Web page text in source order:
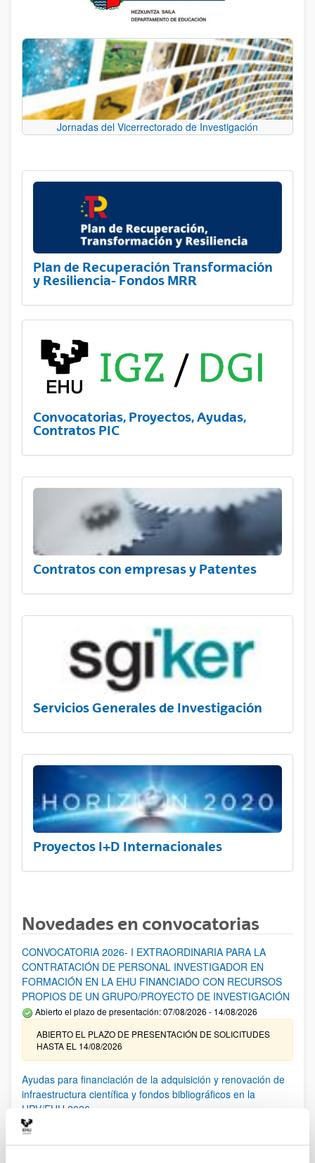
Jornadas del Vicerrectorado de Investigación
Plan de Recuperación Transformación
y Resiliencia- Fondos MRR
Convocatorias, Proyectos, Ayudas,
Contratos PIC
Contratos con empresas y Patentes
Servicios Generales de Investigación
Proyectos I+D Internacionales
Novedades en convocatorias
CONVOCATORIA 2026- I EXTRAORDINARIA PARA LA
CONTRATACIÓN DE PERSONAL INVESTIGADOR EN
FORMACIÓN EN LA EHU FINANCIADO CON RECURSOS
PROPIOS DE UN GRUPO/PROYECTO DE INVESTIGACIÓN
Abierto el plazo de presentación: 07/08/2026 - 14/08/2026
ABIERTO EL PLAZO DE PRESENTACIÓN DE SOLICITUDES
HASTA EL 14/08/2026
Ayudas para financiación de la adquisición y renovación de
infraestructura científica y fondos bibliográficos en la
UPV/EHU 2026
25/03/2026: Corrección de errores del listado provisional de